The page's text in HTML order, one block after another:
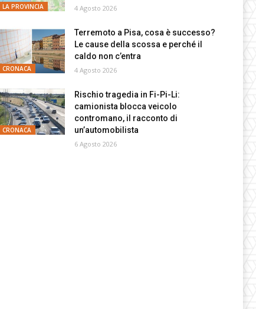
LA PROVINCIA 4 Agosto 2026
CRONACA
Terremoto a Pisa, cosa è successo?
Le cause della scossa e perché il
caldo non c’entra
4 Agosto 2026
CRONACA
Rischio tragedia in Fi-Pi-Li:
camionista blocca veicolo
contromano, il racconto di
un’automobilista
6 Agosto 2026